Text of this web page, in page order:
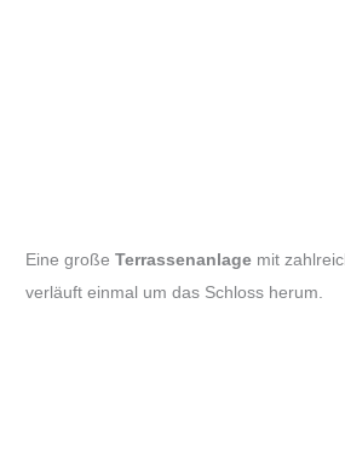
Eine großeTerrassenanlage mit
verläuft einmal um das Schloss herum.